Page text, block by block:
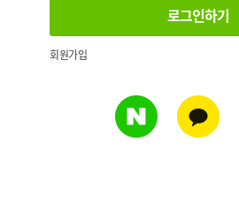
회원가입